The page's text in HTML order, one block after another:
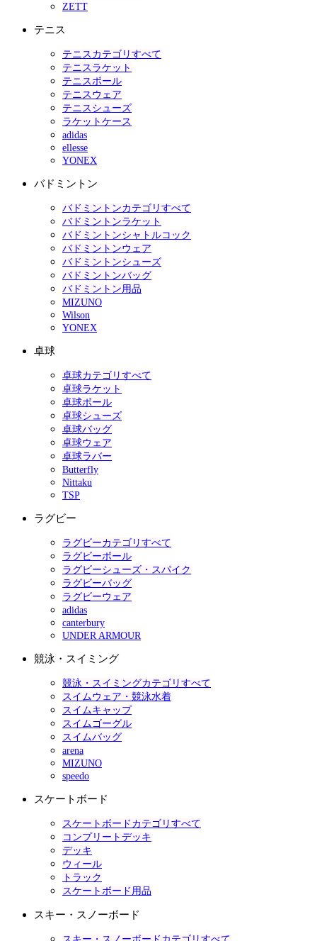
ZETT
テニス
テニスカテゴリすべて
テニスラケット
テニスボール
テニスウェア
テニスシューズ
ラケットケース
adidas
ellesse
YONEX
バドミントン
バドミントンカテゴリすべて
バドミントンラケット
バドミントンシャトルコック
バドミントンウェア
バドミントンシューズ
バドミントンバッグ
バドミントン用品
MIZUNO
Wilson
YONEX
卓球
卓球カテゴリすべて
卓球ラケット
卓球ボール
卓球シューズ
卓球バッグ
卓球ウェア
卓球ラバー
Butterfly
Nittaku
TSP
ラグビー
ラグビーカテゴリすべて
ラグビーボール
ラグビーシューズ・スパイク
ラグビーバッグ
ラグビーウェア
adidas
canterbury
UNDER ARMOUR
競泳・スイミング
競泳・スイミングカテゴリすべて
スイムウェア・競泳水着
スイムキャップ
スイムゴーグル
スイムバッグ
arena
MIZUNO
speedo
スケートボード
スケートボードカテゴリすべて
コンプリートデッキ
デッキ
ウィール
トラック
スケートボード用品
スキー・スノーボード